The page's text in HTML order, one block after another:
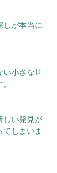
しが本当に
い小さな世
しい発見が
しまいま